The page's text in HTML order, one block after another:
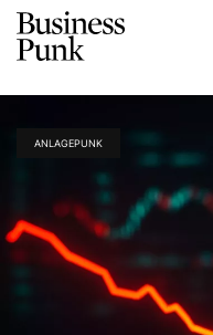
ANLAGEPUNK